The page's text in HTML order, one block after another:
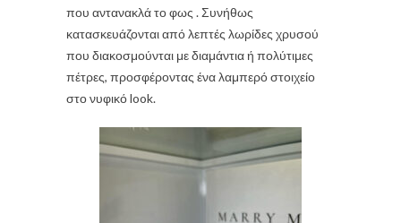
που αντανακλά το φως . Συνήθως
κατασκευάζονται από λεπτές λωρίδες χρυσού
που διακοσμούνται με διαμάντια ή πολύτιμες
πέτρες, προσφέροντας ένα λαμπερό στοιχείο
στο νυφικό look.